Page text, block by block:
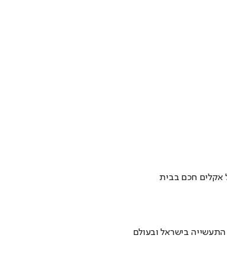
אקלים חכם בבית
בישראל ובעולם